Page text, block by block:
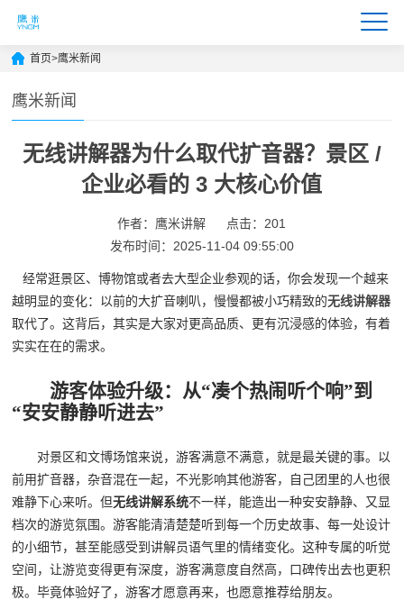
首页>鹰米新闻
鹰米新闻
无线讲解器为什么取代扩音器？景区 /
企业必看的 3 大核心价值
作者：鹰米讲解
点击：201
发布时间：2025-11-04 09:55:00
经常逛景区、博物馆或者去大型企业参观的话，你会发现一个越来
越明显的变化：以前的大扩音喇叭，慢慢都被小巧精致的无线讲解器
取代了。这背后，其实是大家对更高品质、更有沉浸感的体验，有着
实实在在的需求。
游客体验升级：从“凑个热闹听个响”到
“安安静静听进去”
对景区和文博场馆来说，游客满意不满意，就是最关键的事。以
前用扩音器，杂音混在一起，不光影响其他游客，自己团里的人也很
难静下心来听。但无线讲解系统不一样，能造出一种安安静静、又显
档次的游览氛围。游客能清清楚楚听到每一个历史故事、每一处设计
的小细节，甚至能感受到讲解员语气里的情绪变化。这种专属的听觉
空间，让游览变得更有深度，游客满意度自然高，口碑传出去也更积
极。毕竟体验好了，游客才愿意再来，也愿意推荐给朋友。